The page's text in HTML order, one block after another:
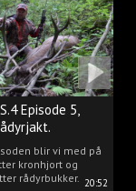
20:52
Episode 5,
blir vi med på
kronhjort og
rådyrbukker.